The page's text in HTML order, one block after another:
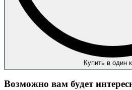
Купить в один
Возможно вам будет